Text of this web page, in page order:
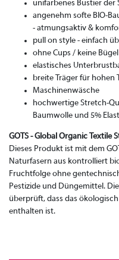
unifarbenes Bustier der
angenehm softe BIO-
- atmungsaktiv &
pull on style - einfach
ohne Cups / keine Bügel
elastisches
breite Träger für hohen
Maschinenwäsche
hochwertige Stretch-
Baumwolle und 5%
GOTS - Global Organic Textile
Dieses Produkt ist mit dem
Naturfasern aus kontrolliert
Fruchtfolge ohne
Pestizide und Düngemittel.
überprüft, dass das
enthalten ist.